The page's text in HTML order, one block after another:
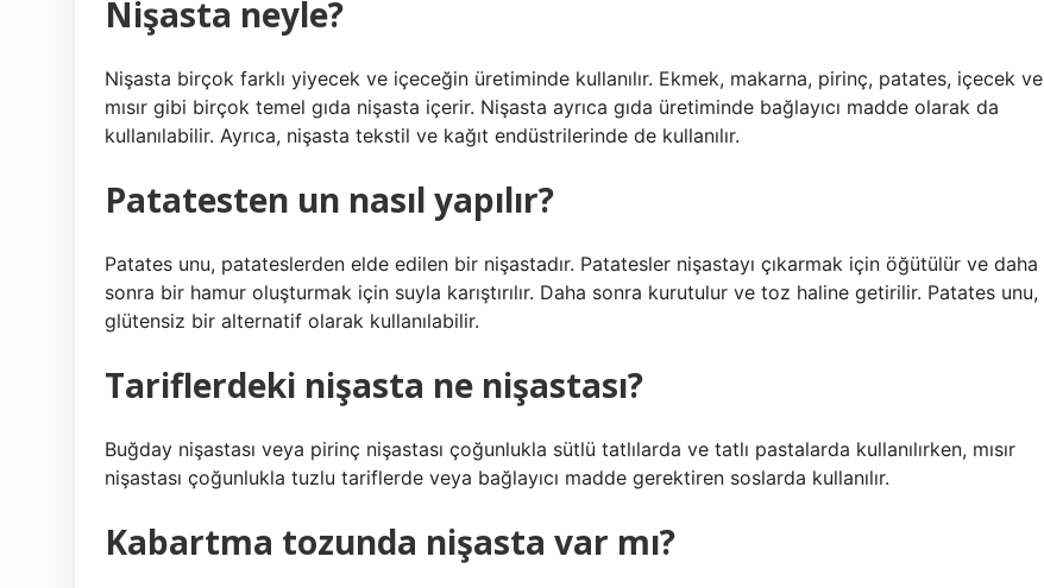
Nişasta neyle?
Nişasta birçok farklı yiyecek ve içeceğin üretiminde kullanılır. Ekmek, makarna, pirinç, patates, içecek ve
mısır gibi birçok temel gıda nişasta içerir. Nişasta ayrıca gıda üretiminde bağlayıcı madde olarak da
kullanılabilir. Ayrıca, nişasta tekstil ve kağıt endüstrilerinde de kullanılır.
Patatesten un nasıl yapılır?
Patates unu, patateslerden elde edilen bir nişastadır. Patatesler nişastayı çıkarmak için öğütülür ve daha
sonra bir hamur oluşturmak için suyla karıştırılır. Daha sonra kurutulur ve toz haline getirilir. Patates unu,
glütensiz bir alternatif olarak kullanılabilir.
Tariflerdeki nişasta ne nişastası?
Buğday nişastası veya pirinç nişastası çoğunlukla sütlü tatlılarda ve tatlı pastalarda kullanılırken, mısır
nişastası çoğunlukla tuzlu tariflerde veya bağlayıcı madde gerektiren soslarda kullanılır.
Kabartma tozunda nişasta var mı?